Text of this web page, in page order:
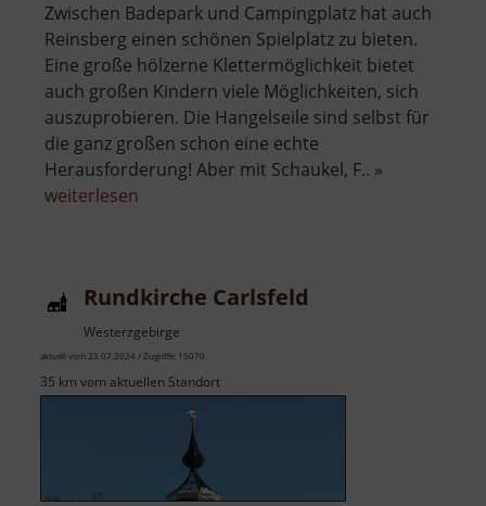
Zwischen Badepark und Campingplatz hat auch
Reinsberg einen schönen Spielplatz zu bieten.
Eine große hölzerne Klettermöglichkeit bietet
auch großen Kindern viele Möglichkeiten, sich
auszuprobieren. Die Hangelseile sind selbst für
die ganz großen schon eine echte
Herausforderung! Aber mit Schaukel, F.. »
weiterlesen
Rundkirche Carlsfeld
Westerzgebirge
aktuell vom 23.07.2024 / Zugriffe: 15070
35 km vom aktuellen Standort